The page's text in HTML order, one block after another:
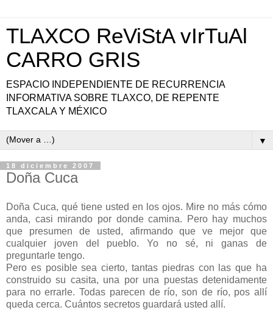
TLAXCO ReViStA vIrTuAl
CARRO GRIS
ESPACIO INDEPENDIENTE DE RECURRENCIA
INFORMATIVA SOBRE TLAXCO, DE REPENTE
TLAXCALA Y MÉXICO
▼
18 diciembre 2007
Doña Cuca
Doña Cuca, qué tiene usted en los ojos. Mire no más cómo
anda, casi mirando por donde camina. Pero hay muchos
que presumen de usted, afirmando que ve mejor que
cualquier joven del pueblo. Yo no sé, ni ganas de
preguntarle tengo.
Pero es posible sea cierto, tantas piedras con las que ha
construido su casita, una por una puestas detenidamente
para no errarle. Todas parecen de río, son de río, pos allí
queda cerca. Cuántos secretos guardará usted allí.